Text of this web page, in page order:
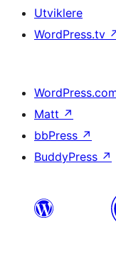
Utviklere
WordPress.tv
Matt ↗
bbPress ↗
BuddyPress ↗